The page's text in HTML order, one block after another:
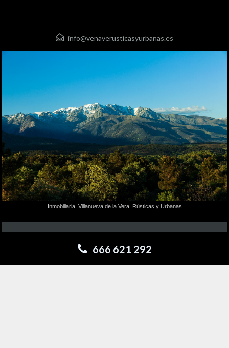
info@venaverusticasyurbanas.es
Inmobiliaria. Villanueva de la Vera. Rústicas y Urbanas
666 621 292